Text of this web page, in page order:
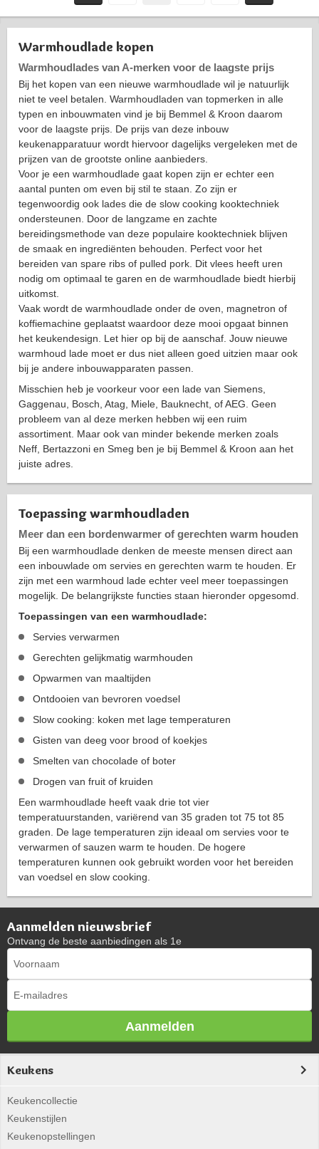
Warmhoudlade kopen
Warmhoudlades van A-merken voor de laagste prijs
Bij het kopen van een nieuwe warmhoudlade wil je natuurlijk
niet te veel betalen. Warmhoudladen van topmerken in alle
typen en inbouwmaten vind je bij Bemmel & Kroon daarom
voor de laagste prijs. De prijs van deze inbouw
keukenapparatuur wordt hiervoor dagelijks vergeleken met de
prijzen van de grootste online aanbieders.
Voor je een warmhoudlade gaat kopen zijn er echter een
aantal punten om even bij stil te staan. Zo zijn er
tegenwoordig ook lades die de slow cooking kooktechniek
ondersteunen. Door de langzame en zachte
bereidingsmethode van deze populaire kooktechniek blijven
de smaak en ingrediënten behouden. Perfect voor het
bereiden van spare ribs of pulled pork. Dit vlees heeft uren
nodig om optimaal te garen en de warmhoudlade biedt hierbij
uitkomst.
Vaak wordt de warmhoudlade onder de oven, magnetron of
koffiemachine geplaatst waardoor deze mooi opgaat binnen
het keukendesign. Let hier op bij de aanschaf. Jouw nieuwe
warmhoud lade moet er dus niet alleen goed uitzien maar ook
bij je andere inbouwapparaten passen.
Misschien heb je voorkeur voor een lade van Siemens,
Gaggenau, Bosch, Atag, Miele, Bauknecht, of AEG. Geen
probleem van al deze merken hebben wij een ruim
assortiment. Maar ook van minder bekende merken zoals
Neff, Bertazzoni en Smeg ben je bij Bemmel & Kroon aan het
juiste adres.
Toepassing warmhoudladen
Meer dan een bordenwarmer of gerechten warm houden
Bij een warmhoudlade denken de meeste mensen direct aan
een inbouwlade om servies en gerechten warm te houden. Er
zijn met een warmhoud lade echter veel meer toepassingen
mogelijk. De belangrijkste functies staan hieronder opgesomd.
Toepassingen van een warmhoudlade:
Servies verwarmen
Gerechten gelijkmatig warmhouden
Opwarmen van maaltijden
Ontdooien van bevroren voedsel
Slow cooking: koken met lage temperaturen
Gisten van deeg voor brood of koekjes
Smelten van chocolade of boter
Drogen van fruit of kruiden
Een warmhoudlade heeft vaak drie tot vier
temperatuurstanden, variërend van 35 graden tot 75 tot 85
graden. De lage temperaturen zijn ideaal om servies voor te
verwarmen of sauzen warm te houden. De hogere
temperaturen kunnen ook gebruikt worden voor het bereiden
van voedsel en slow cooking.
Aanmelden nieuwsbrief
Ontvang de beste aanbiedingen als 1e
Aanmelden
Keukens
Keukencollectie
Keukenstijlen
Keukenopstellingen